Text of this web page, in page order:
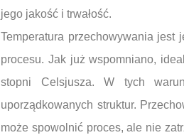
jego jakość i trwałość.
Temperatura przechowywania jest
procesu. Jak już wspomniano,
stopni Celsjusza. W tych
uporządkowanych struktur.
może spowolnić proces, ale nie